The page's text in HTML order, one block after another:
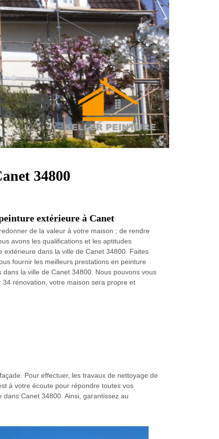
34800
extérieure à Canet
de la valeur à votre maison ; de rendre
avons les qualifications et les aptitudes
dans la ville de Canet 34800. Faites
fournir les meilleurs prestations en peinture
la ville de Canet 34800. Nous pouvons vous
34 rénovation, votre maison sera propre et
Pour effectuer, les travaux de nettoyage de
à votre écoute pour répondre toutes vos
Canet 34800. Ainsi, garantissez au